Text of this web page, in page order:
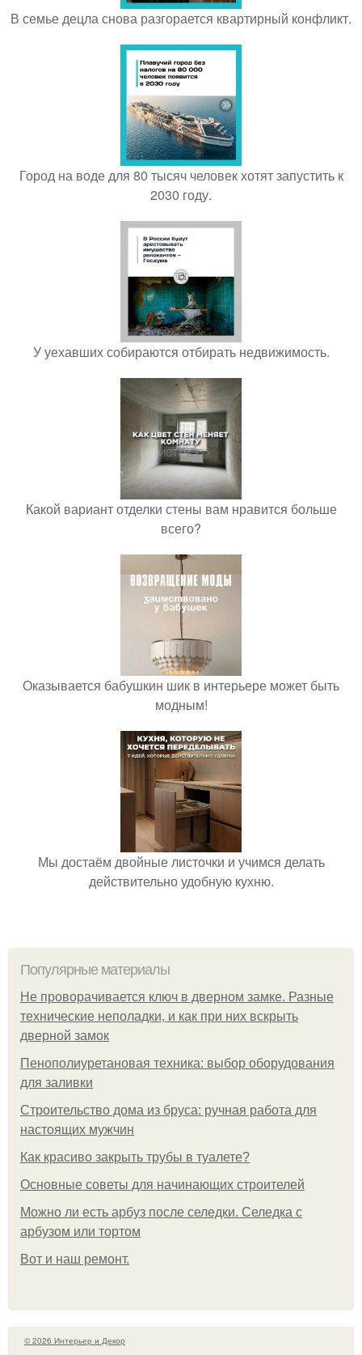
В семье децла снова разгорается квартирный конфликт.
Город на воде для 80 тысяч человек хотят запустить к
2030 году.
У уехавших собираются отбирать недвижимость.
Какой вариант отделки стены вам нравится больше
всего?
Оказывается бабушкин шик в интерьере может быть
модным!
Мы достаём двойные листочки и учимся делать
действительно удобную кухню.
Популярные материалы
Не проворачивается ключ в дверном замке. Разные
технические неполадки, и как при них вскрыть
дверной замок
Пенополиуретановая техника: выбор оборудования
для заливки
Строительство дома из бруса: ручная работа для
настоящих мужчин
Как красиво закрыть трубы в туалете?
Основные советы для начинающих строителей
Можно ли есть арбуз после селедки. Селедка с
арбузом или тортом
Boт и наш ремoнт.
© 2026 Интерьер и Декор